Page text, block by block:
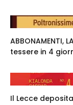
ABBONAMENTI,
tessere in 4
Il Lecce deposita